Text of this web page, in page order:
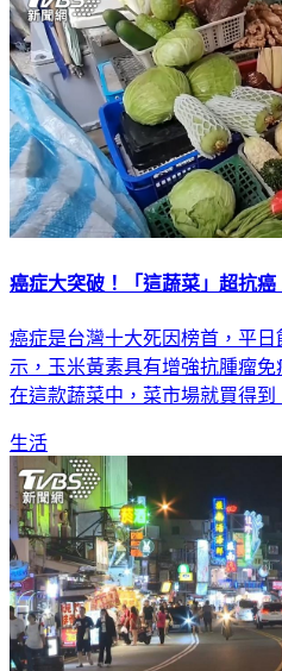
癌症大突破！「這蔬菜」超抗
癌症是台灣十大死因榜首，平
示，玉米黃素具有增強抗腫瘤
在這款蔬菜中，菜市場就買得到
生活